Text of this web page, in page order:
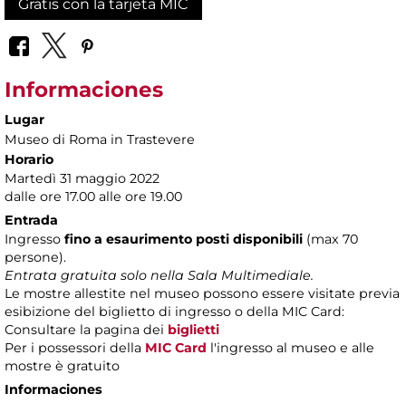
Gratis con la tarjeta MIC
Informaciones
Lugar
Museo di Roma in Trastevere
Horario
Martedì 31 maggio 2022
dalle ore 17.00 alle ore 19.00
Entrada
Ingresso fino a esaurimento posti disponibili (max 70
persone).
Entrata gratuita solo nella Sala Multimediale.
Le mostre allestite nel museo possono essere visitate previa
esibizione del biglietto di ingresso o della MIC Card:
Consultare la pagina dei biglietti
Per i possessori della MIC Card l'ingresso al museo e alle
mostre è gratuito
Informaciones